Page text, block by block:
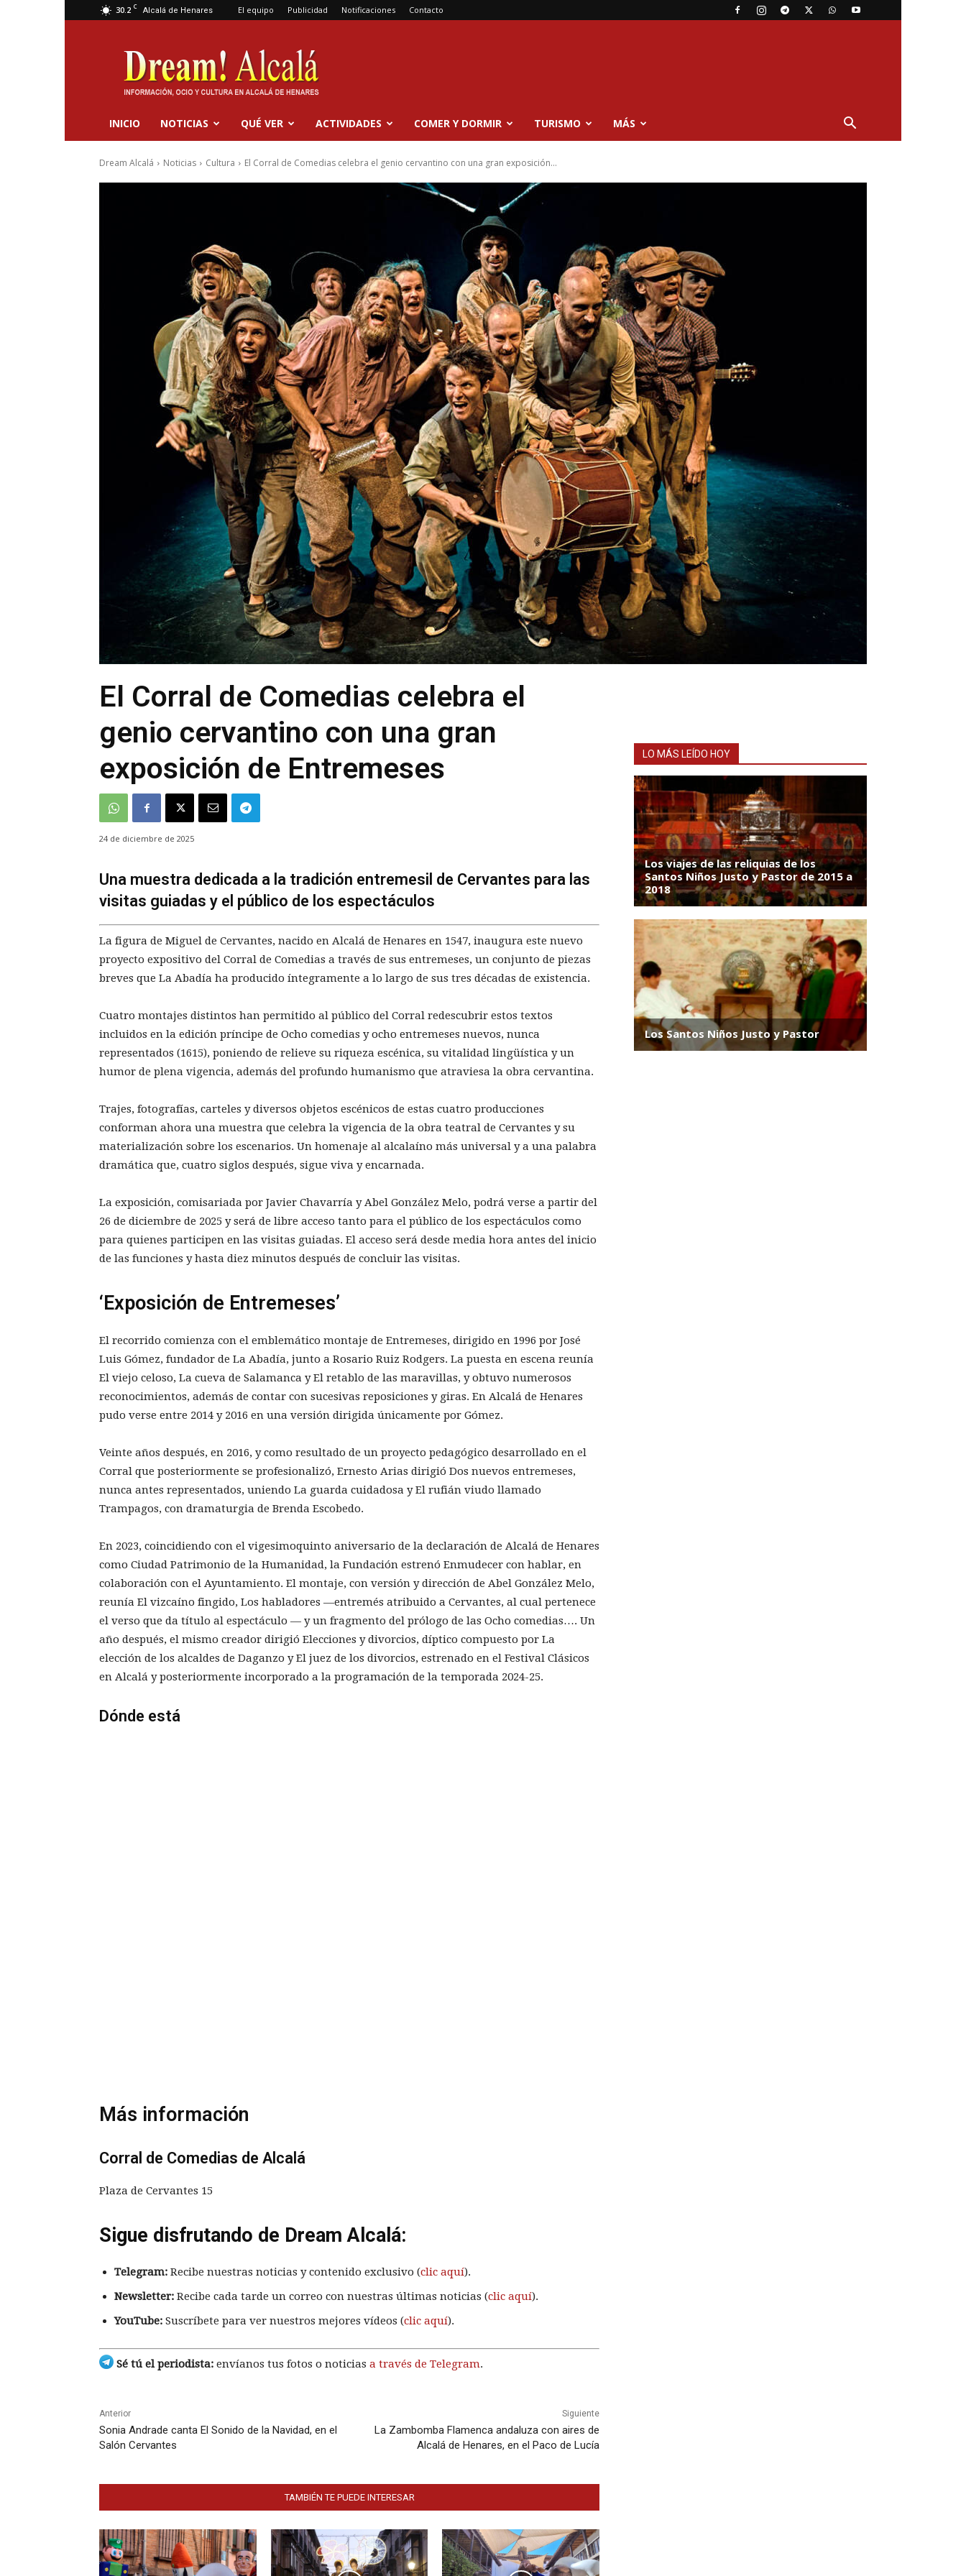
30.2 C Alcalá de Henares El equipo Publicidad Notificaciones Contacto
Dream
Alcalá
INICIO NOTICIAS QUÉ VER ACTIVIDADES COMER Y DORMIR TURISMO MÁS
Dream Alcalá Noticias Cultura El Corral de Comedias celebra el genio cervantino con una gran exposición...
El Corral de Comedias celebra el
genio cervantino con una gran
exposición de Entremeses
24 de diciembre de 2025
Una muestra dedicada a la tradición entremesil de Cervantes para las
visitas guiadas y el público de los espectáculos
La figura de Miguel de Cervantes, nacido en Alcalá de Henares en 1547, inaugura este nuevo
proyecto expositivo del Corral de Comedias a través de sus entremeses, un conjunto de piezas
breves que La Abadía ha producido íntegramente a lo largo de sus tres décadas de existencia.
Cuatro montajes distintos han permitido al público del Corral redescubrir estos textos
incluidos en la edición príncipe de Ocho comedias y ocho entremeses nuevos, nunca
representados (1615), poniendo de relieve su riqueza escénica, su vitalidad lingüística y un
humor de plena vigencia, además del profundo humanismo que atraviesa la obra cervantina.
Trajes, fotografías, carteles y diversos objetos escénicos de estas cuatro producciones
conforman ahora una muestra que celebra la vigencia de la obra teatral de Cervantes y su
materialización sobre los escenarios. Un homenaje al alcalaíno más universal y a una palabra
dramática que, cuatro siglos después, sigue viva y encarnada.
La exposición, comisariada por Javier Chavarría y Abel González Melo, podrá verse a partir del
26 de diciembre de 2025 y será de libre acceso tanto para el público de los espectáculos como
para quienes participen en las visitas guiadas. El acceso será desde media hora antes del inicio
de las funciones y hasta diez minutos después de concluir las visitas.
‘Exposición de Entremeses’
El recorrido comienza con el emblemático montaje de Entremeses, dirigido en 1996 por José
Luis Gómez, fundador de La Abadía, junto a Rosario Ruiz Rodgers. La puesta en escena reunía
El viejo celoso, La cueva de Salamanca y El retablo de las maravillas, y obtuvo numerosos
reconocimientos, además de contar con sucesivas reposiciones y giras. En Alcalá de Henares
pudo verse entre 2014 y 2016 en una versión dirigida únicamente por Gómez.
Veinte años después, en 2016, y como resultado de un proyecto pedagógico desarrollado en el
Corral que posteriormente se profesionalizó, Ernesto Arias dirigió Dos nuevos entremeses,
nunca antes representados, uniendo La guarda cuidadosa y El rufián viudo llamado
Trampagos, con dramaturgia de Brenda Escobedo.
En 2023, coincidiendo con el vigesimoquinto aniversario de la declaración de Alcalá de Henares
como Ciudad Patrimonio de la Humanidad, la Fundación estrenó Enmudecer con hablar, en
colaboración con el Ayuntamiento. El montaje, con versión y dirección de Abel González Melo,
reunía El vizcaíno fingido, Los habladores —entremés atribuido a Cervantes, al cual pertenece
el verso que da título al espectáculo — y un fragmento del prólogo de las Ocho comedias…. Un
año después, el mismo creador dirigió Elecciones y divorcios, díptico compuesto por La
elección de los alcaldes de Daganzo y El juez de los divorcios, estrenado en el Festival Clásicos
en Alcalá y posteriormente incorporado a la programación de la temporada 2024-25.
Dónde está
Más información
Corral de Comedias de Alcalá
Plaza de Cervantes 15
Sigue disfrutando de Dream Alcalá:
Telegram: Recibe nuestras noticias y contenido exclusivo (clic aquí).
Newsletter: Recibe cada tarde un correo con nuestras últimas noticias (clic aquí).
YouTube: Suscríbete para ver nuestros mejores vídeos (clic aquí).
Sé tú el periodista: envíanos tus fotos o noticias a través de Telegram.
Anterior
Sonia Andrade canta El Sonido de la Navidad, en el
Salón Cervantes
Siguiente
La Zambomba Flamenca andaluza con aires de
Alcalá de Henares, en el Paco de Lucía
TAMBIÉN TE PUEDE INTERESAR
LO MÁS LEÍDO HOY